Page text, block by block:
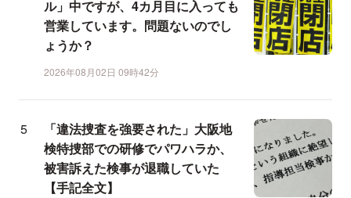
ル」中ですが、4カ月目に入っても
営業しています。問題ないのでし
ょうか？
2026年08月02日 09時42分
「違法捜査を強要された」大阪地
検特捜部での研修でパワハラか、
被害訴えた検事が退職していた
【手記全文】